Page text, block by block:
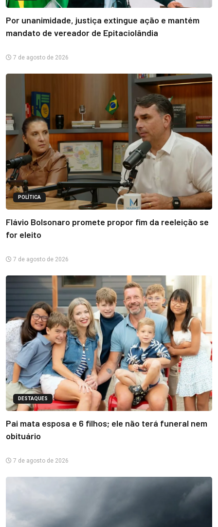
Por unanimidade, justiça extingue ação e mantém
mandato de vereador de Epitaciolândia
7 de agosto de 2026
POLÍTICA
Flávio Bolsonaro promete propor fim da reeleição se
for eleito
7 de agosto de 2026
DESTAQUES
Pai mata esposa e 6 filhos; ele não terá funeral nem
obituário
7 de agosto de 2026